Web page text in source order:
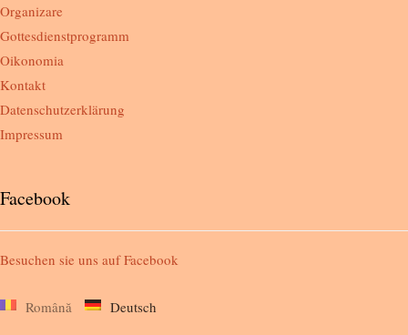
Organizare
Gottesdienstprogramm
Oikonomia
Kontakt
Datenschutzerklärung
Impressum
Facebook
Besuchen sie uns aufFacebook
Română Deutsch